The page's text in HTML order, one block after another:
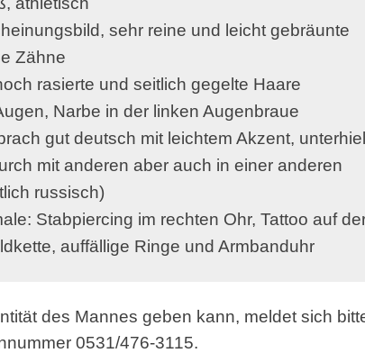
sehr reine und leicht gebräunte
Zähne
rasierte und seitlich gegelte Haare
Augen, Narbe in der linken Augenbraue
gut deutsch mit leichtem Akzent,
mit anderen aber auch in einer anderen
russisch)
Stabpiercing im rechten Ohr, Tattoo auf
auffällige Ringe und Armbanduhr
des Mannes geben kann, meldet sich
0531/476-3115.